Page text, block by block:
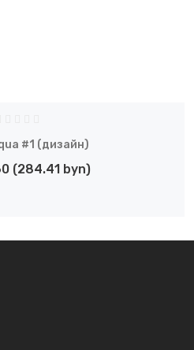
#1 (дизайн)
(284.41 byn)